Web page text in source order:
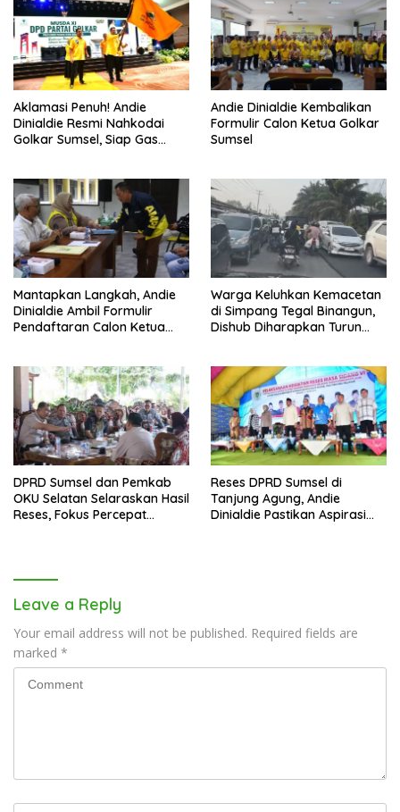
Aklamasi Penuh! Andie
Dinialdie Resmi Nahkodai
Golkar Sumsel, Siap Gas
Andie Dinialdie Kembalikan
Formulir Calon Ketua Golkar
Sumsel
Mantapkan Langkah, Andie
Dinialdie Ambil Formulir
Pendaftaran Calon Ketua
Warga Keluhkan Kemacetan
di Simpang Tegal Binangun,
Dishub Diharapkan Turun
DPRD Sumsel dan Pemkab
OKU Selatan Selaraskan Hasil
Reses, Fokus Percepat
Reses DPRD Sumsel di
Tanjung Agung, Andie
Dinialdie Pastikan Aspirasi
Leave a Reply
Your email address will not be published. Required fields are
marked *